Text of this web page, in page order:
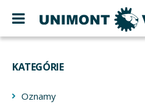
KATEGÓRIE
Oznamy